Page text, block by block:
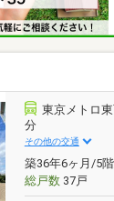
いします ━━━━━
軽にお問い合わせ
東京メトロ
分
その他の交通
築36年6ヶ月/5
総戸数37戸